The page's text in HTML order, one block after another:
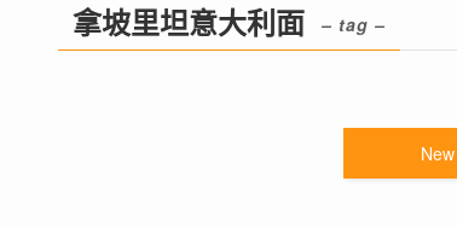
拿坡里坦意大利面 – tag –